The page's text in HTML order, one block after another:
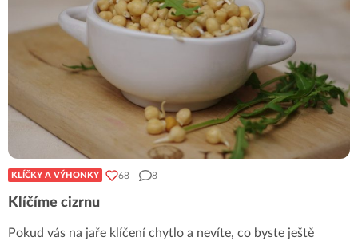
KLÍČKY A VÝHONKY 68 8
Klíčíme cizrnu
Pokud vás na jaře klíčení chytlo a nevíte, co byste ještě